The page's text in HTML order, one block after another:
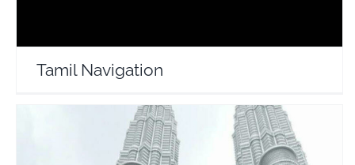
Tamil Navigation